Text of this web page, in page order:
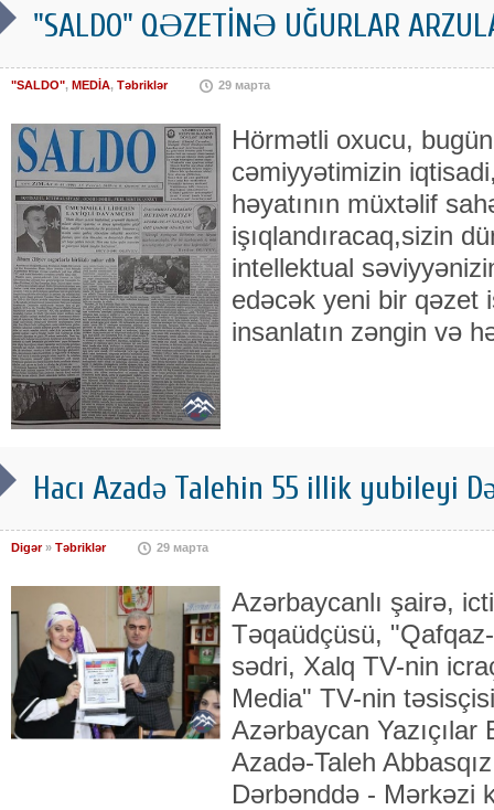
"SALDO" QƏZETİNƏ UĞURLAR
"SALDO", MEDİA, Təbriklər 29 марта
Hörmətli oxucu,
cəmiyyətimizin
həyatının müxtəlif
işıqlandıracaq,sizin
intellektual
edəcək yeni bir qəzet
insanlatın zəngin və
Hacı Azadə Talehin 55 illik yubileyi
Digər» Təbriklər 29 марта
Azərbaycanlı şairə,
Təqaüdçüsü,
sədri, Xalq TV-nin
Media" TV-nin
Azərbaycan Yazıçılar
Azadə-Taleh
Dərbənddə - Mərkəzi